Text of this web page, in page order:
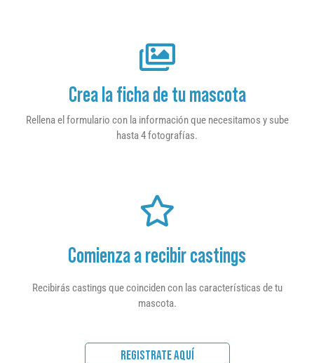
Crea la ficha de tu mascota
Rellena el formulario con la información que necesitamos y sube
hasta 4 fotografías.
Comienza a recibir castings
Recibirás castings que coinciden con las características de tu
mascota.
REGISTRATE AQUÍ